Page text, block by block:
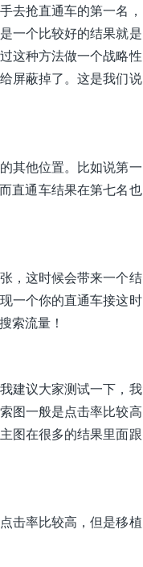
去抢直通车的第一名，
一个比较好的结果就是
这种方法做一个战略性
屏蔽掉了。这是我们说
其他位置。比如说第一
直通车结果在第七名也
，这时候会带来一个结
一个你的直通车接这时
索流量！
建议大家测试一下，我
图一般是点击率比较高
图在很多的结果里面跟
击率比较高，但是移植